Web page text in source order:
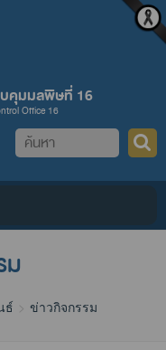
บคุมมลพิษที่ 16
Office 16
ค้นหา
ม
ธ์ ข่าวกิจกรรม